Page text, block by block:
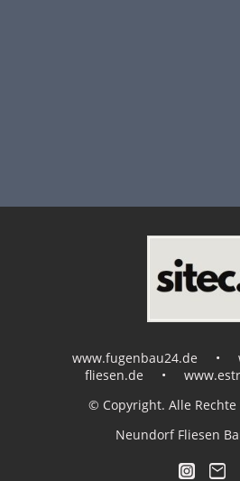
www.fugenbau24.de •
fliesen.de •
© Copyright. Alle
Neundorf Fliesen